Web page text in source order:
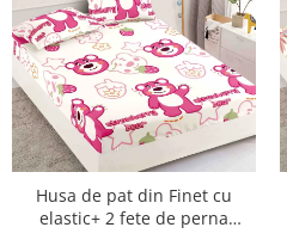
Husa de pat din Finet cu
elastic+ 2 fete de perna